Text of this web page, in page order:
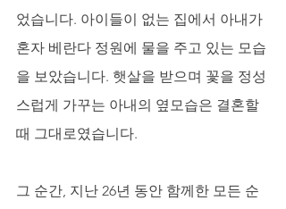
었습니다. 아이들이 없는 집에서 아내가
혼자 베란다 정원에 물을 주고 있는 모습
을 보았습니다. 햇살을 받으며 꽃을 정성
스럽게 가꾸는 아내의 옆모습은 결혼할
때 그대로였습니다.
그 순간, 지난 26년 동안 함께한 모든 순